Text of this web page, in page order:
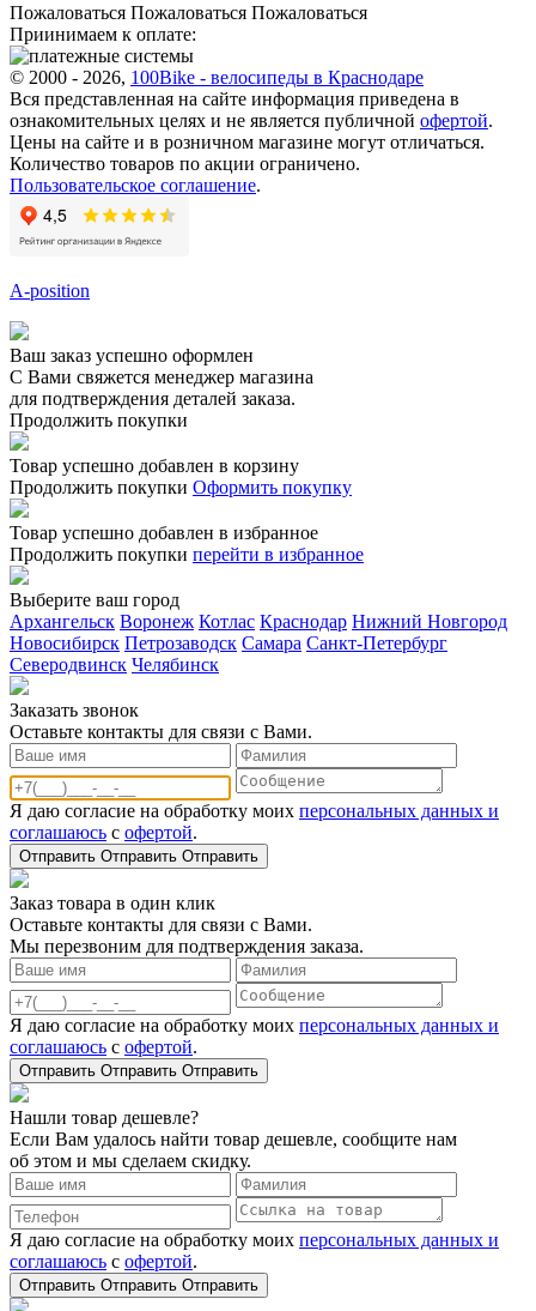
Пожаловаться Пожаловаться Пожаловаться
Приинимаем к оплате:
© 2000 - 2026, 100Bike - велосипеды в Краснодаре
Вся представленная на сайте информация приведена в
ознакомительных целях и не является публичной офертой.
Цены на сайте и в розничном магазине могут отличаться.
Количество товаров по акции ограничено.
Пользовательское соглашение.
A-position
Ваш заказ успешно оформлен
С Вами свяжется менеджер магазина
для подтверждения деталей заказа.
Продолжить покупки
Товар успешно добавлен в корзину
Продолжить покупки Оформить покупку
Товар успешно добавлен в избранное
Продолжить покупки перейти в избранное
Выберите ваш город
Архангельск Воронеж Котлас Краснодар Нижний Новгород
Новосибирск Петрозаводск Самара Санкт-Петербург
Северодвинск Челябинск
Заказать звонoк
Оставьте контакты для связи с Вами.
Я даю согласие на обработку моих персональных данных и
соглашаюсь с офертой.
Отправить Отправить Отправить
Заказ товара в один клик
Оставьте контакты для связи с Вами.
Мы перезвоним для подтверждения заказа.
Я даю согласие на обработку моих персональных данных и
соглашаюсь с офертой.
Отправить Отправить Отправить
Нашли товар дешевле?
Если Вам удалось найти товар дешевле, сообщите нам
об этом и мы сделаем скидку.
Я даю согласие на обработку моих персональных данных и
соглашаюсь с офертой.
Отправить Отправить Отправить